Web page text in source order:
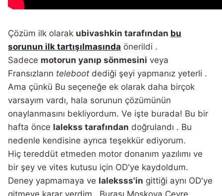
Çözüm ilk olarak ubivashkin tarafından bu
sorunun ilk tartışılmasında önerildi .
Sadece motorun yanıp sönmesini veya
Fransızların teleboot dediği şeyi yapmanız yeterli .
Ama çünkü Bu seçeneğe ek olarak daha birçok
varsayım vardı, hala sorunun çözümünün
onaylanmasını bekliyordum. Ve işte burada! Bu bir
hafta önce lalekss tarafından doğrulandı . Bu
nedenle kendisine ayrıca teşekkür ediyorum.
Hiç tereddüt etmeden motor donanım yazılımı ve
bir şey ve vites kutusu için OD'ye kaydoldum.
Deney yapmamaya ve laleksss'in gittiği aynı OD'ye